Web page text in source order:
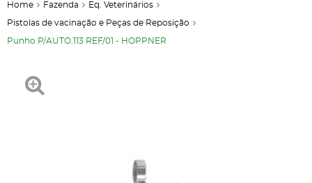
Home Fazenda Eq. Veterinários
Pistolas de vacinação e Peças de Reposição
Punho P/AUTO.113 REF/01 - HOPPNER